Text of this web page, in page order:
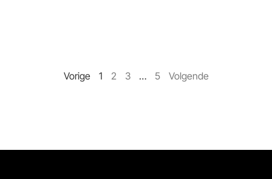
Vorige 1 2 3 … 5 Volgende